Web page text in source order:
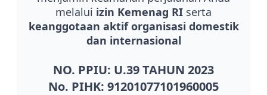
melalui izin Kemenag RI serta
keanggotaan aktif organisasi domestik
dan internasional
NO. PPIU: U.39 TAHUN 2023
No. PIHK: 91201077101960005